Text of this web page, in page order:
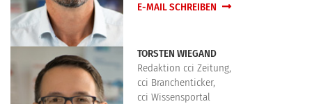
E-MAIL SCHREIBEN
TORSTEN WIEGAND
Redaktion cci Zeitung,
cci Branchenticker,
cci Wissensportal